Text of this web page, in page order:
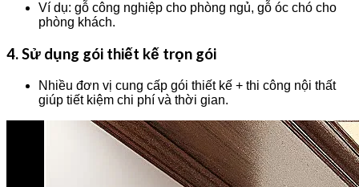
Ví dụ: gỗ công nghiệp cho phòng ngủ, gỗ óc chó cho
phòng khách.
4. Sử dụng gói thiết kế trọn gói
Nhiều đơn vị cung cấp gói thiết kế + thi công nội thất
giúp tiết kiệm chi phí và thời gian.